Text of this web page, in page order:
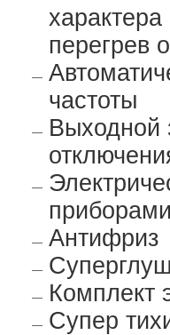
перегрев
частоты
Выходной
приборами
Антифриз
Комплект
Cупер